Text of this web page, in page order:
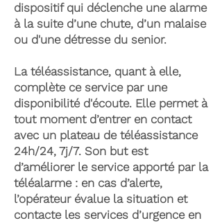
dispositif qui déclenche une alarme
à la suite d’une chute, d’un malaise
ou d'une détresse du senior.
La téléassistance, quant à elle,
complète ce service par une
disponibilité d'écoute. Elle permet à
tout moment d’entrer en contact
avec un plateau de téléassistance
24h/24, 7j/7. Son but est
d’améliorer le service apporté par la
téléalarme : en cas d’alerte,
l’opérateur évalue la situation et
contacte les services d’urgence en